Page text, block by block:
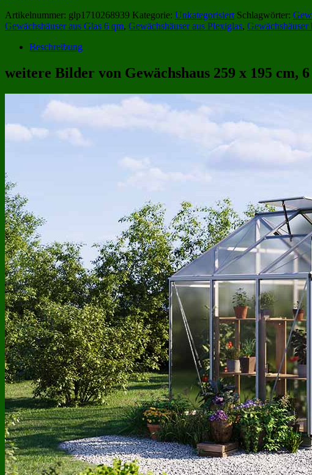
Artikelnummer: glp1710268939 Kategorie: Unkategorisiert Schlagwörter:
Gewächshäuser aus Glas 6 qm, Gewächshäuser aus Plexiglas,
Beschreibung
weitere Bilder von Gewächshaus 259 x 195 cm,